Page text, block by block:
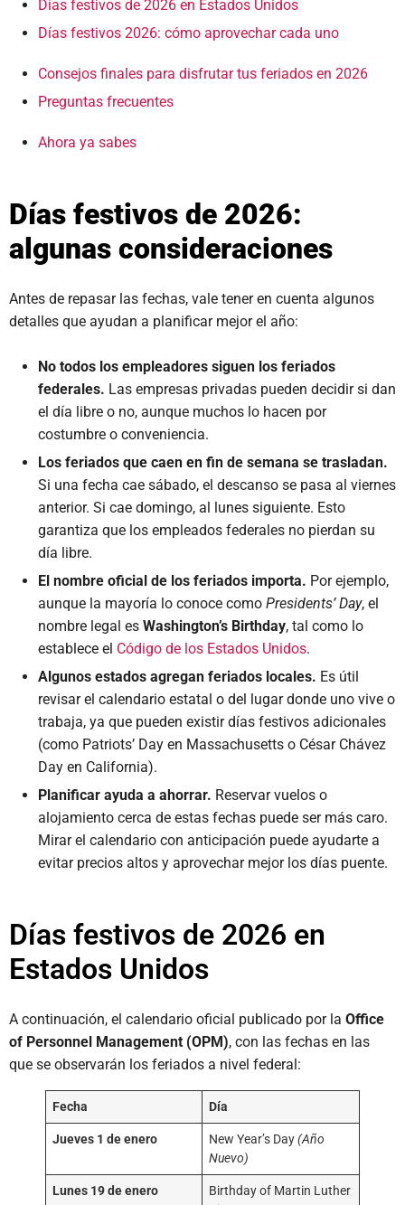
Días festivos de 2026 en Estados Unidos
Días festivos 2026: cómo aprovechar cada uno
Consejos finales para disfrutar tus feriados en 2026
Preguntas frecuentes
Ahora ya sabes
Días festivos de 2026:
algunas consideraciones
Antes de repasar las fechas, vale tener en cuenta algunos
detalles que ayudan a planificar mejor el año:
No todos los empleadores siguen los feriados
federales. Las empresas privadas pueden decidir si dan
el día libre o no, aunque muchos lo hacen por
costumbre o conveniencia.
Los feriados que caen en fin de semana se trasladan.
Si una fecha cae sábado, el descanso se pasa al viernes
anterior. Si cae domingo, al lunes siguiente. Esto
garantiza que los empleados federales no pierdan su
día libre.
El nombre oficial de los feriados importa. Por ejemplo,
aunque la mayoría lo conoce como Presidents’ Day, el
nombre legal es Washington’s Birthday, tal como lo
establece el Código de los Estados Unidos.
Algunos estados agregan feriados locales. Es útil
revisar el calendario estatal o del lugar donde uno vive o
trabaja, ya que pueden existir días festivos adicionales
(como Patriots’ Day en Massachusetts o César Chávez
Day en California).
Planificar ayuda a ahorrar. Reservar vuelos o
alojamiento cerca de estas fechas puede ser más caro.
Mirar el calendario con anticipación puede ayudarte a
evitar precios altos y aprovechar mejor los días puente.
Días festivos de 2026 en
Estados Unidos
A continuación, el calendario oficial publicado por la Office
of Personnel Management (OPM), con las fechas en las
que se observarán los feriados a nivel federal:
Fecha Día
Jueves 1 de enero New Year’s Day(Año
Nuevo)
Lunes 19 de enero
Birthday of Martin Luther